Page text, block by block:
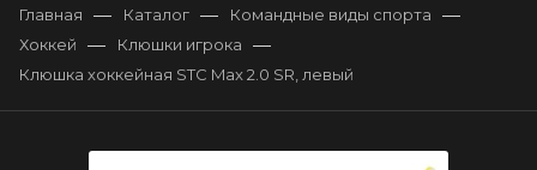
Главная — Каталог — Командные виды спорта —
Хоккей — Клюшки игрока —
Клюшка хоккейная STC Max 2.0 SR, левый